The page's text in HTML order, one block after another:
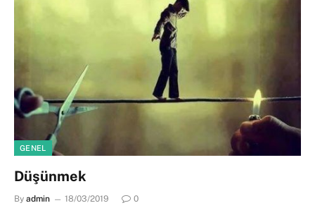
GENEL
Düşünmek
By admin 18/03/2019 0